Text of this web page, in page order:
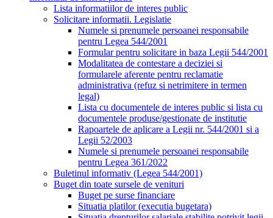
Lista informatiilor de interes public
Solicitare informatii. Legislatie
Numele si prenumele persoanei responsabile
pentru Legea 544/2001
Formular pentru solicitare in baza Legii 544/2001
Modalitatea de contestare a deciziei si
formularele aferente pentru reclamatie
administrativa (refuz si netrimitere in termen
legal)
Lista cu documentele de interes public si lista cu
documentele produse/gestionate de institutie
Rapoartele de aplicare a Legii nr. 544/2001 si a
Legii 52/2003
Numele si prenumele persoanei responsabile
pentru Legea 361/2022
Buletinul informativ (Legea 544/2001)
Buget din toate sursele de venituri
Buget pe surse financiare
Situatia platilor (executia bugetara)